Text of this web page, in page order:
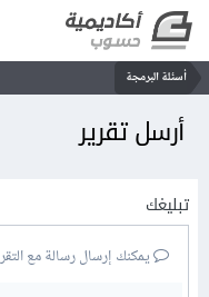
أسئلة البرمجة
أرسل تقرير
تبليغك
يمكنك إرسال رسالة مع